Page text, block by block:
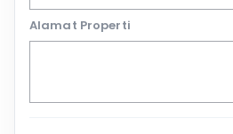
Alamat Properti